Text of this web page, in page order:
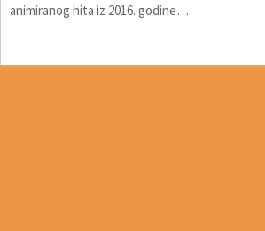
animiranog hita iz 2016. godine…